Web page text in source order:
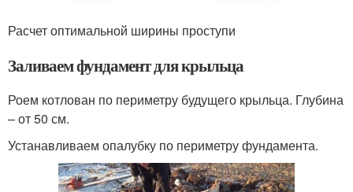
Расчет оптимальной ширины проступи
Заливаем фундамент для крыльца
Роем котлован по периметру будущего крыльца. Глубина
– от 50 см.
Устанавливаем опалубку по периметру фундамента.